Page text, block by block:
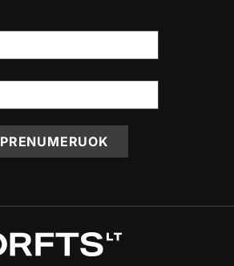
PRENUMERUOK